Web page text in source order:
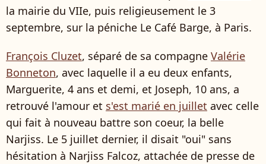
la mairie du VIIe, puis religieusement le 3
septembre, sur la péniche Le Café Barge, à Paris.
François Cluzet, séparé de sa compagne Valérie
Bonneton, avec laquelle il a eu deux enfants,
Marguerite, 4 ans et demi, et Joseph, 10 ans, a
retrouvé l'amour et s'est marié en juillet avec celle
qui fait à nouveau battre son coeur, la belle
Narjiss. Le 5 juillet dernier, il disait "oui" sans
hésitation à Narjiss Falcoz, attachée de presse de